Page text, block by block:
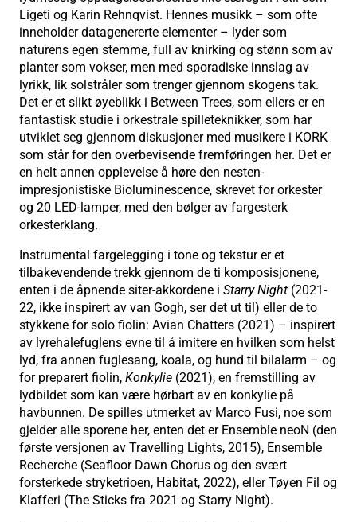
Ligeti og Karin Rehnqvist. Hennes musikk – som ofte
inneholder datagenererte elementer – lyder som
naturens egen stemme, full av knirking og stønn som av
planter som vokser, men med sporadiske innslag av
lyrikk, lik solstråler som trenger gjennom skogens tak.
Det er et slikt øyeblikk i Between Trees, som ellers er en
fantastisk studie i orkestrale spilleteknikker, som har
utviklet seg gjennom diskusjoner med musikere i KORK
som står for den overbevisende fremføringen her. Det er
en helt annen opplevelse å høre den nesten-
impresjonistiske Bioluminescence, skrevet for orkester
og 20 LED-lamper, med den bølger av fargesterk
orkesterklang.
Instrumental fargelegging i tone og tekstur er et
tilbakevendende trekk gjennom de ti komposisjonene,
enten i de åpnende siter-akkordene i Starry Night (2021-
22, ikke inspirert av van Gogh, ser det ut til) eller de to
stykkene for solo fiolin: Avian Chatters (2021) – inspirert
av lyrehalefuglens evne til å imitere en hvilken som helst
lyd, fra annen fuglesang, koala, og hund til bilalarm – og
for preparert fiolin, Konkylie (2021), en fremstilling av
lydbildet som kan være hørbart av en konkylie på
havbunnen. De spilles utmerket av Marco Fusi, noe som
gjelder alle sporene her, enten det er Ensemble neoN (den
første versjonen av Travelling Lights, 2015), Ensemble
Recherche (Seafloor Dawn Chorus og den svært
forsterkede stryketrioen, Habitat, 2022), eller Tøyen Fil og
Klafferi (The Sticks fra 2021 og Starry Night).